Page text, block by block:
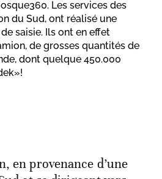
Les services des
du Sud, ont réalisé une
saisie. Ils ont en effet
de grosses quantités de
dont quelque 450.000
en provenance d’une